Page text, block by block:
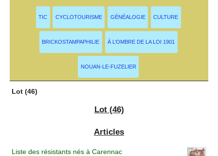
TIC CYCLOTOURISME GÉNÉALOGIE CULTURE
BRICKOSTAMPAPHILIE À L’OMBRE DE LA LOI 1901
NOUAN-LE-FUZELIER
Lot (46)
Lot (46)
Articles
Liste des résistants nés à Carennac